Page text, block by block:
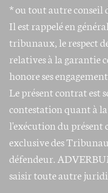
* ou tout autre conseil
Il est rappelé en
tribunaux, le respect
relatives à la garantie
honore ses
Le présent contrat est
contestation quant à
l'exécution du présent
exclusive des
défendeur.
saisir toute autre